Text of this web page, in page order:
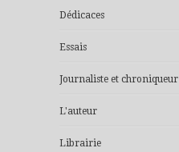
Dédicaces
Essais
Journaliste et chroniqueur
L'auteur
Librairie